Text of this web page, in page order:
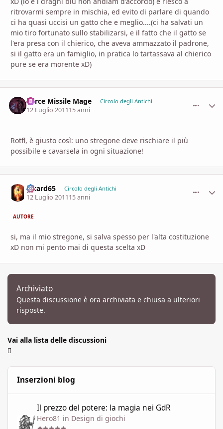
ritrovarmi sempre in mischia, ed evito di parlare di quando
ci ha quasi uccisi un gatto che e meglio....(ci ha salvati un
mio tiro fortunato sullo stabilizarsi, e il fatto che il gatto se
l'era presa con il chierico, che aveva ammazzato il padrone,
si il gatto era un famiglio, in pratica lo tartassava al chierico
pure se era morente xD)
Force Missile Mage Circolo degli Antichi
12 Luglio 201115 anni
Rotfl, è giusto così: uno stregone deve rischiare il più
possibile e cavarsela in ogni situazione!
picard65 Circolo degli Antichi
12 Luglio 201115 anni
AUTORE
si, ma il mio stregone, si salva spesso per l'alta costituzione
xD non mi pento mai di questa scelta xD
Archiviato
Questa discussione è ora archiviata e chiusa a ulteriori
risposte.
Vai alla lista delle discussioni
Inserzioni blog
Il prezzo del potere: la magia nei GdR
Hero81 in Design di giochi